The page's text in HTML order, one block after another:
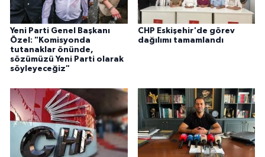
Yeni Parti Genel Başkanı
Özel: "Komisyonda
tutanaklar önünde,
sözümüzü Yeni Parti olarak
söyleyeceğiz"
CHP Eskişehir'de görev
dağılımı tamamlandı